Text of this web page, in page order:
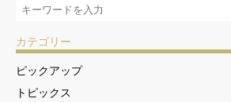
カテゴリー
ピックアップ
トピックス